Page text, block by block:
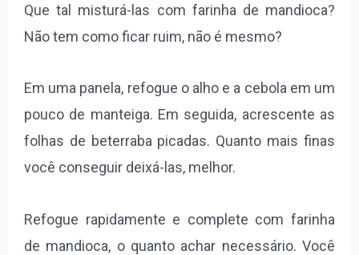
Que tal misturá-las com farinha de mandioca?
Não tem como ficar ruim, não é mesmo?
Em uma panela, refogue o alho e a cebola em um
pouco de manteiga. Em seguida, acrescente as
folhas de beterraba picadas. Quanto mais finas
você conseguir deixá-las, melhor.
Refogue rapidamente e complete com farinha
de mandioca, o quanto achar necessário. Você